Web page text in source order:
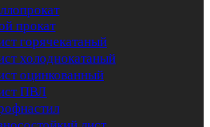
прокат
горячекатаный
холоднокатаный
оцинкованный
ПВЛ